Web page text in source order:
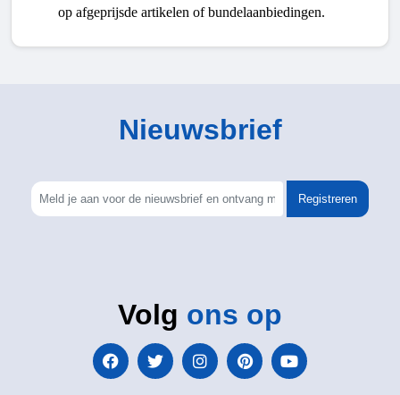
op afgeprijsde artikelen of bundelaanbiedingen.
Nieuwsbrief
Registreren
Volg ons op